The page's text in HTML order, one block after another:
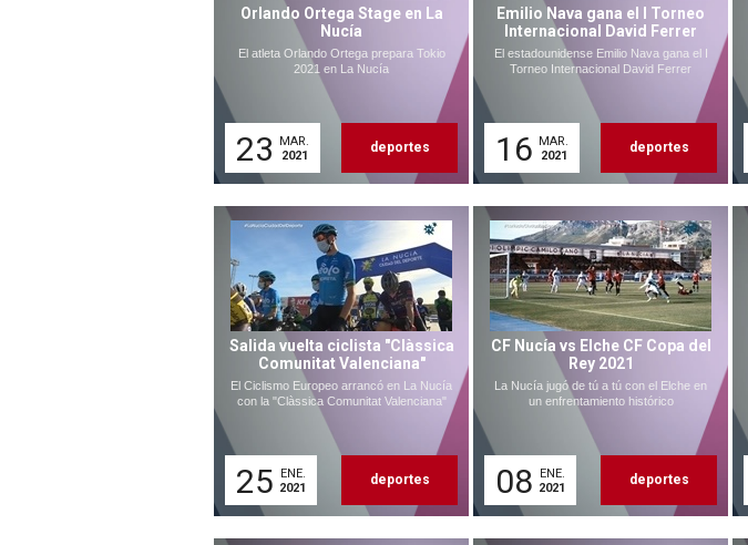
Orlando Ortega Stage en La
Nucía
El atleta Orlando Ortega prepara Tokio
2021 en La Nucía
23
MAR.
2021
deportes
Emilio Nava gana el I Torneo
Internacional David Ferrer
El estadounidense Emilio Nava gana el I
Torneo Internacional David Ferrer
16 MAR.
2021
deportes
Salida vuelta ciclista "Clàssica
Comunitat Valenciana"
El Ciclismo Europeo arrancó en La Nucía
con la "Clàssica Comunitat Valenciana"
25
ENE.
2021
deportes
CF Nucía vs Elche CF Copa del
Rey 2021
La Nucía jugó de tú a tú con el Elche en
un enfrentamiento histórico
08
ENE.
2021
deportes